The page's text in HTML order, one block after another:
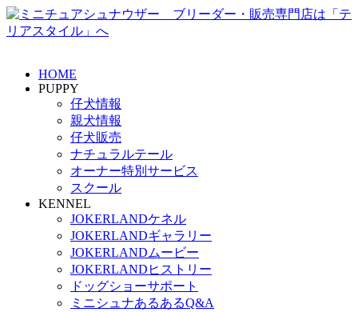
HOME
PUPPY
仔犬情報
親犬情報
仔犬販売
ナチュラルテール
オーナー特別サービス
スクール
KENNEL
JOKERLANDケネル
JOKERLANDギャラリー
JOKERLANDムービー
JOKERLANDヒストリー
ドッグショーサポート
ミニシュナあるあるQ&A